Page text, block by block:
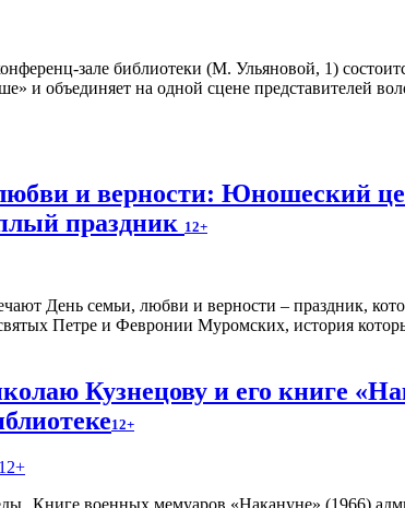
зале библиотеки (М. Ульяновой, 1)
и объединяет на одной сцене представителей
и верности: Юношеский
праздник 12+
День семьи, любви и верности – праздник,
Петре и Февронии Муромских, история
Кузнецову и его книге
12+
12+